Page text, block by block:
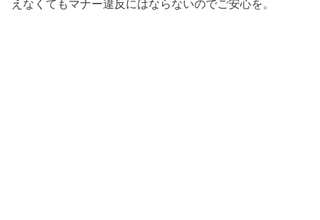
えなくてもマナー違反にはならないのでご安心を。